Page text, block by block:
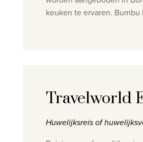
keuken te ervaren.
Travelworld
Huwelijksreis of